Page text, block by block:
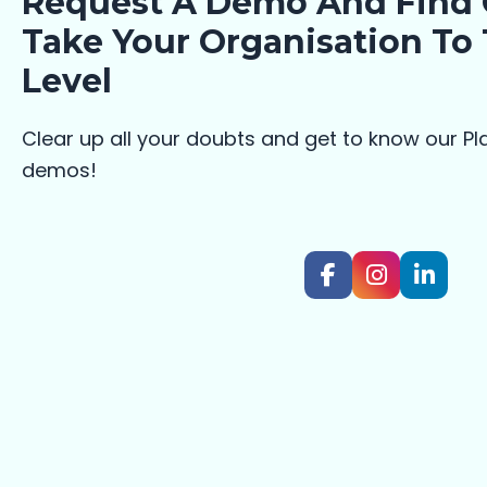
Take Your Organisation To
Level
Clear up all your doubts and get to know our
demos!